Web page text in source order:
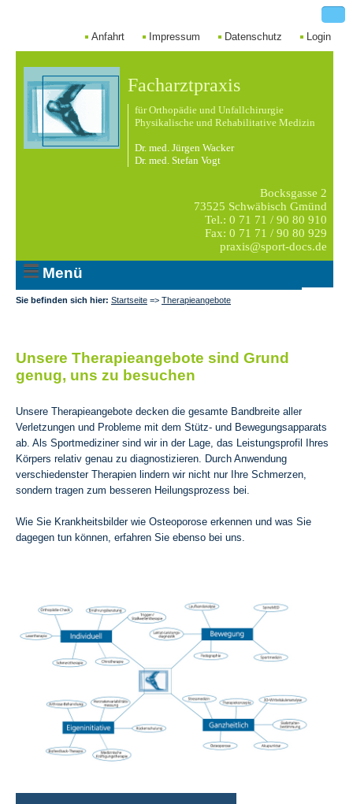
Anfahrt Impressum Datenschutz Login
Facharztpraxis
für Orthopädie und Unfallchirurgie
Physikalische und Rehabilitative Medizin
Dr. med. Jürgen Wacker
Dr. med. Stefan Vogt
Bocksgasse 2
73525 Schwäbisch Gmünd
Tel.: 0 71 71 / 90 80 910
Fax: 0 71 71 / 90 80 929
praxis@sport-docs.de
Menü
Sie befinden sich hier: Startseite => Therapieangebote
Unsere Therapieangebote sind Grund
genug, uns zu besuchen
Unsere Therapieangebote decken die gesamte Bandbreite aller
Verletzungen und Probleme mit dem Stütz- und Bewegungsapparats
ab. Als Sportmediziner sind wir in der Lage, das Leistungsprofil Ihres
Körpers relativ genau zu diagnostizieren. Durch Anwendung
verschiedenster Therapien lindern wir nicht nur Ihre Schmerzen,
sondern tragen zum besseren Heilungsprozess bei.
Wie Sie Krankheitsbilder wie Osteoporose erkennen und was Sie
dagegen tun können, erfahren Sie ebenso bei uns.